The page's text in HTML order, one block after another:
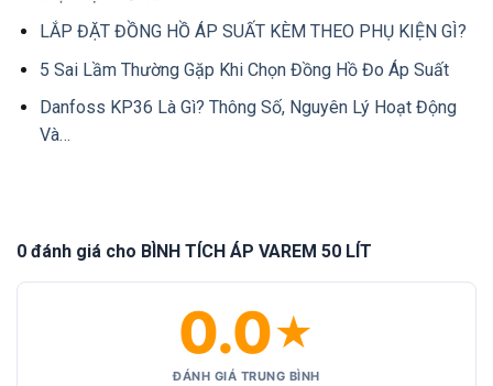
LẮP ĐẶT ĐỒNG HỒ ÁP SUẤT KÈM THEO PHỤ KIỆN GÌ?
5 Sai Lầm Thường Gặp Khi Chọn Đồng Hồ Đo Áp Suất
Danfoss KP36 Là Gì? Thông Số, Nguyên Lý Hoạt Động
Và…
0 đánh giá cho BÌNH TÍCH ÁP VAREM 50 LÍT
0.0★
ĐÁNH GIÁ TRUNG BÌNH